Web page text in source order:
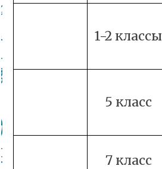
1-2 классы
5 класс
7 класс